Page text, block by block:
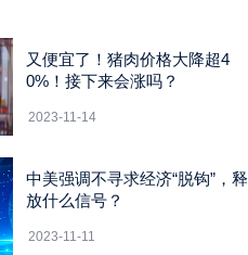
又便宜了！猪肉价格大降超4
0%！接下来会涨吗？
2023-11-14
中美强调不寻求经济“脱钩”，释
放什么信号？
2023-11-11